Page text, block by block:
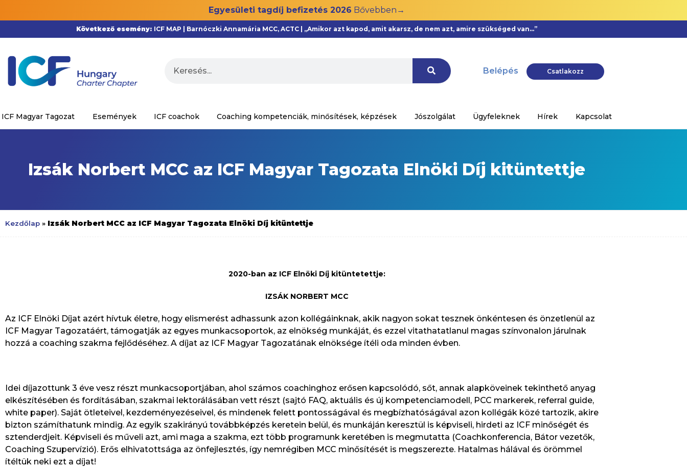
Egyesületi tagdíj befizetés 2026 Bővebben→
Következő esemény: ICF MAP | Barnóczki Annamária MCC, ACTC | „Amikor azt kapod, amit akarsz, de nem azt, amire szükséged van…”
Belépés Csatlakozz
ICF Magyar Tagozat Események ICF coachok Coaching kompetenciák, minősítések, képzések Jószolgálat Ügyfeleknek Hírek Kapcsolat
Izsák Norbert MCC az ICF Magyar Tagozata Elnöki Díj kitüntettje
Kezdőlap » Izsák Norbert MCC az ICF Magyar Tagozata Elnöki Díj kitüntettje
2020-ban az ICF Elnöki Díj kitüntetettje:
IZSÁK NORBERT MCC
Az ICF Elnöki Díjat azért hívtuk életre, hogy elismerést adhassunk azon kollégáinknak, akik nagyon sokat tesznek önkéntesen és önzetlenül az
ICF Magyar Tagozatáért, támogatják az egyes munkacsoportok, az elnökség munkáját, és ezzel vitathatatlanul magas színvonalon járulnak
hozzá a coaching szakma fejlődéséhez. A díjat az ICF Magyar Tagozatának elnöksége ítéli oda minden évben.
Idei díjazottunk 3 éve vesz részt munkacsoportjában, ahol számos coachinghoz erősen kapcsolódó, sőt, annak alapköveinek tekinthető anyag
elkészítésében és fordításában, szakmai lektorálásában vett részt (sajtó FAQ, aktuális és új kompetenciamodell, PCC markerek, referral guide,
white paper). Saját ötleteivel, kezdeményezéseivel, és mindenek felett pontosságával és megbízhatóságával azon kollégák közé tartozik, akire
bizton számíthatunk mindig. Az egyik szakirányú továbbképzés keretein belül, és munkáján keresztül is képviseli, hirdeti az ICF minőségét és
sztenderdjeit. Képviseli és műveli azt, ami maga a szakma, ezt több programunk keretében is megmutatta (Coachkonferencia, Bátor vezetők,
Coaching Szupervízió). Erős elhivatottsága az önfejlesztés, így nemrégiben MCC minősítését is megszerezte. Hatalmas hálával és örömmel
ítéltük neki ezt a díjat!